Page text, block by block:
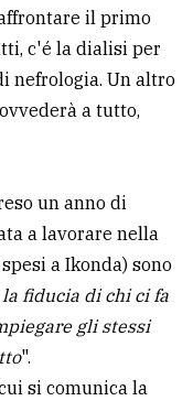
il primo
c'é la dialisi per
nefrologia. Un altro
a tutto,
un anno di
a lavorare nella
a Ikonda) sono
fiducia di chi ci fa
gli stessi
".
si comunica la